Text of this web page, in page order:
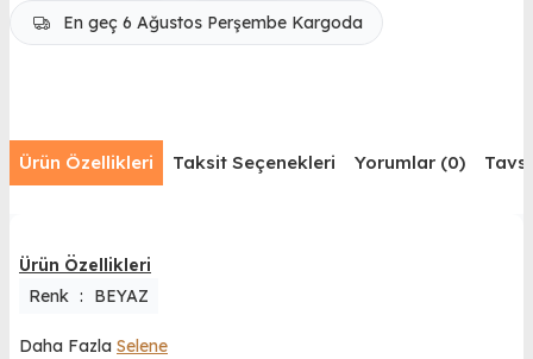
En geç 6 Ağustos Perşembe Kargoda
Ürün Özellikleri Taksit Seçenekleri Yorumlar (0)
Ürün Özellikleri
Renk : BEYAZ
Daha Fazla Selene